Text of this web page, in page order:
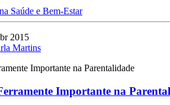
Saúde e Bem-Estar
2015
Martins
Importante na